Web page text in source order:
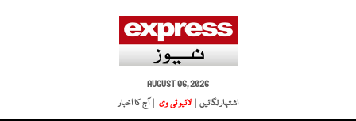
AUGUST 06, 2026
اشتہار لگائیں |
لائیو ٹی وی | آج کا اخبار